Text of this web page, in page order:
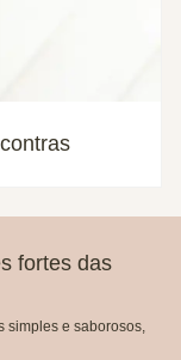
fortes das
simples e saborosos,